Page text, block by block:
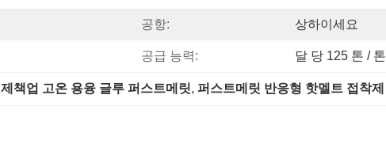
공항: 상하이세요
공급 능력: 달 당 125 톤 / 톤
제책업 고온 용융 글루 퍼스트메릿, 퍼스트메릿 반응형 핫멜트 접착제